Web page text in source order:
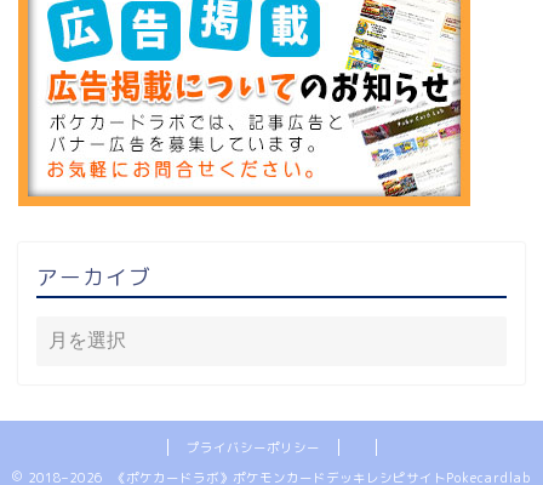
アーカイブ
プライバシーポリシー
2018–2026 《ポケカードラボ》ポケモンカードデッキレシピサイトPokecardlab